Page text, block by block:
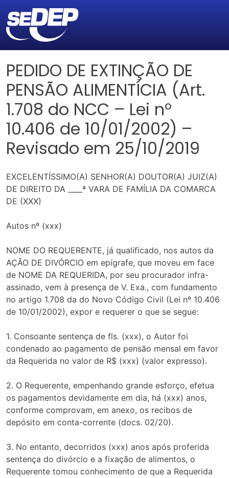
PEDIDO DE EXTINÇÃO DE
PENSÃO ALIMENTÍCIA (Art.
1.708 do NCC – Lei nº
10.406 de 10/01/2002) –
Revisado em 25/10/2019
EXCELENTÍSSIMO(A) SENHOR(A) DOUTOR(A) JUIZ(A)
DE DIREITO DA ____ª VARA DE FAMÍLIA DA COMARCA
DE (XXX)
Autos nº (xxx)
NOME DO REQUERENTE, já qualificado, nos autos da
AÇÃO DE DIVÓRCIO em epígrafe, que moveu em face
de NOME DA REQUERIDA, por seu procurador infra-
assinado, vem à presença de V. Exa., com fundamento
no artigo 1.708 da do Novo Código Civil (Lei nº 10.406
de 10/01/2002), expor e requerer o que se segue:
1. Consoante sentença de fls. (xxx), o Autor foi
condenado ao pagamento de pensão mensal em favor
da Requerida no valor de R$ (xxx) (valor expresso).
2. O Requerente, empenhando grande esforço, efetua
os pagamentos devidamente em dia, há (xxx) anos,
conforme comprovam, em anexo, os recibos de
depósito em conta-corrente (docs. 02/20).
3. No entanto, decorridos (xxx) anos após proferida
sentença do divórcio e a fixação de alimentos, o
Requerente tomou conhecimento de que a Requerida